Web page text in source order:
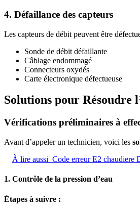
4. Défaillance des capteurs
Les capteurs de débit peuvent être
Sonde de débit défaillante
Câblage endommagé
Connecteurs oxydés
Carte électronique défectueuse
Solutions pour Résoudre
Vérifications préliminaires à
Avant d’appeler un technicien, voici les
À lire aussi Code erreur E2 chaudiere
1. Contrôle de la pression d’eau
Étapes à suivre :